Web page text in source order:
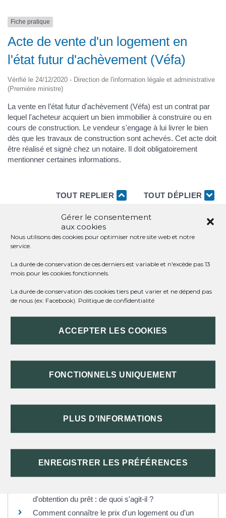
Gérer le consentement
aux cookies
Nous utilisons des cookies pour optimiser notre site web et notre
service.
La durée de conservation de ces derniers est variable et n'excède pas 13
mois pour les cookies fonctionnels.
La durée de conservation des cookies tiers peut varier et ne dépend pas
de nous (ex: Facebook). Politique de confidentialité
ACCEPTER LES COOKIES
FONCTIONNELS UNIQUEMENT
PLUS D'INFORMATIONS
ENREGISTRER LES PRÉFÉRENCES
Fiche pratique
Acte de vente d'un logement en
l'état futur d'achèvement (Véfa)
Vérifié le 24/12/2020 - Direction de l'information légale et administrative
(Première ministre)
La vente en l’état futur d'achèvement (Véfa) est un contrat par
lequel l'acheteur acquiert un bien immobilier à construire ou en
cours de construction. Le vendeur s'engage à lui livrer le bien
dès que les travaux de construction sont achevés. Cet acte doit
être réalisé et signé chez un notaire. Il doit obligatoirement
mentionner certaines informations.
TOUT REPLIER TOUT DÉPLIER
DE QUOI S'AGIT-IL ?
DÉLAI DE RÉFLEXION
RÈGLEMENT DU PRIX DE VENTE
SERVICES EN LIGNE ET FORMULAIRES
d'obtention du prêt : de quoi s'agit-il ?
Comment connaître le prix d'un logement ou d'un